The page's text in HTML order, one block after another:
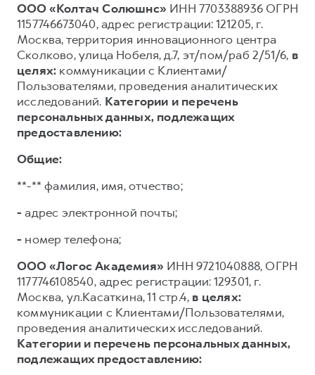
ООО «Колтач Солюшнс» ИНН 7703388936 ОГРН
1157746673040, адрес регистрации: 121205, г.
Москва, территория инновационного центра
Сколково, улица Нобеля, д.7, эт/пом/раб 2/51/6, в
целях: коммуникации с Клиентами/
Пользователями, проведения аналитических
исследований. Категории и перечень
персональных данных, подлежащих
предоставлению:
Общие:
**-** фамилия, имя, отчество;
- адрес электронной почты;
- номер телефона;
ООО «Логос Академия» ИНН 9721040888, ОГРН
1177746108540, адрес регистрации: 129301, г.
Москва, ул.Касаткина, 11 стр.4, в целях:
коммуникации с Клиентами/Пользователями,
проведения аналитических исследований.
Категории и перечень персональных данных,
подлежащих предоставлению: